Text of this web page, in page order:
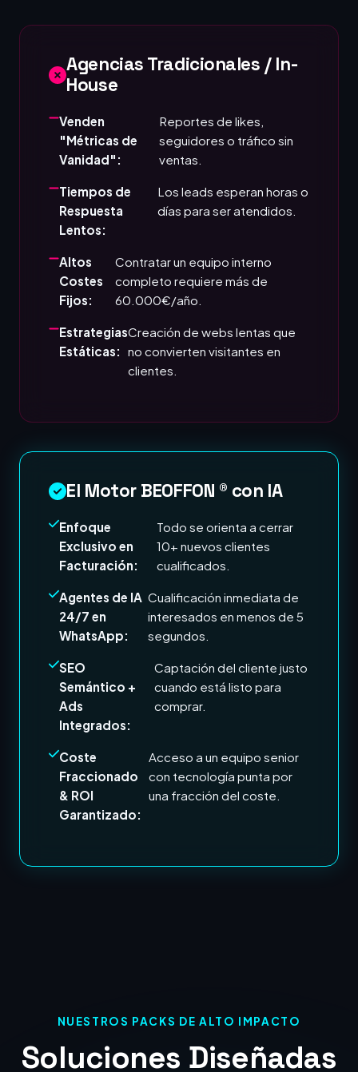
Agencias Tradicionales / In-
House
Venden
"Métricas de
Vanidad":
Reportes de likes,
seguidores o tráfico sin
ventas.
Tiempos de
Respuesta
Lentos:
Los leads esperan horas o
días para ser atendidos.
Altos
Costes
Fijos:
Contratar un equipo interno
completo requiere más de
60.000€/año.
Estrategias
Estáticas:
Creación de webs lentas que
no convierten visitantes en
clientes.
El Motor BEOFFON ® con IA
Enfoque
Exclusivo en
Facturación:
Todo se orienta a cerrar
10+ nuevos clientes
cualificados.
Agentes de IA
24/7 en
WhatsApp:
Cualificación inmediata de
interesados en menos de 5
segundos.
SEO
Semántico +
Ads
Integrados:
Captación del cliente justo
cuando está listo para
comprar.
Coste
Fraccionado
& ROI
Garantizado:
Acceso a un equipo senior
con tecnología punta por
una fracción del coste.
NUESTROS PACKS DE ALTO IMPACTO
Soluciones Diseñadas